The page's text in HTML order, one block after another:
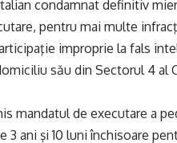
condamnat definitiv
pentru mai multe
improprie la fals
său din Sectorul 4 al
mandatul de executare a
3 ani şi 10 luni închisoare